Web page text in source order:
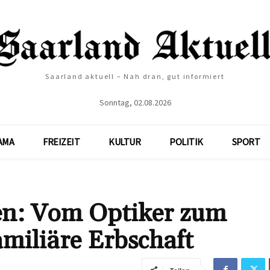
Saarland aktuell – Nah dran, gut informiert
Sonntag, 02.08.2026
FREIZEIT KULTUR POLITIK SPORT
Vom Optiker zum
Erbschaft